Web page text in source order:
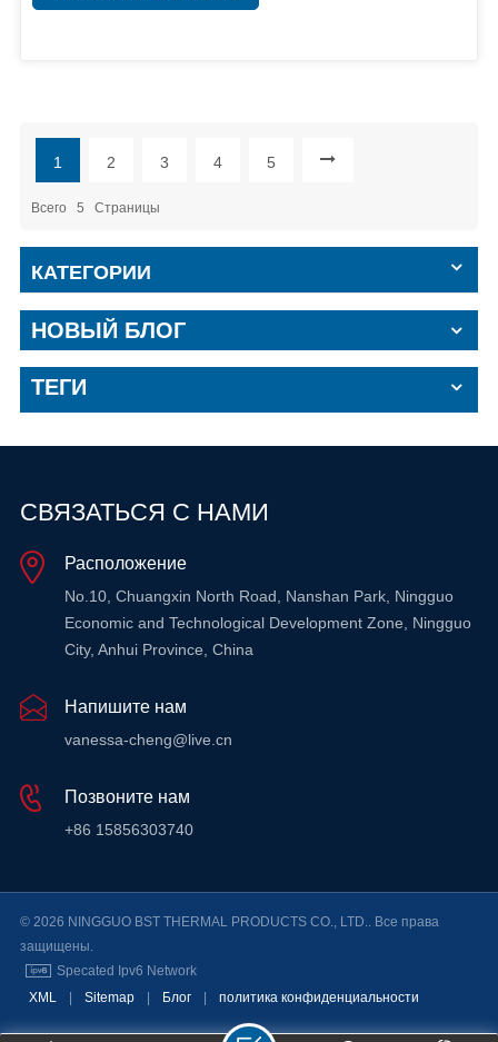
1 2 3 4 5
Всего 5 Страницы
КАТЕГОРИИ
НОВЫЙ БЛОГ
ТЕГИ
СВЯЗАТЬСЯ С НАМИ
Расположение
No.10, Chuangxin North Road, Nanshan Park, Ningguo
Economic and Technological Development Zone, Ningguo
City, Anhui Province, China
Напишите нам
vanessa-cheng@live.cn
Позвоните нам
+86 15856303740
© 2026 NINGGUO BST THERMAL PRODUCTS CO., LTD.. Все права
защищены.
Specated Ipv6 Network
XML
Sitemap Блог политика конфиденциальности